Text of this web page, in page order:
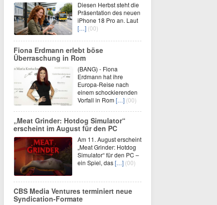
Diesen Herbst steht die
Präsentation des neuen
iPhone 18 Pro an. Laut
[…] (00)
Fiona Erdmann erlebt böse
Überraschung in Rom
(BANG) - Fiona
Erdmann hat ihre
Europa-Reise nach
einem schockierenden
Vorfall in Rom[…] (00)
„Meat Grinder: Hotdog Simulator“
erscheint im August für den PC
Am 11. August erscheint
„Meat Grinder: Hotdog
Simulator“ für den PC –
ein Spiel, das[…] (00)
CBS Media Ventures terminiert neue
Syndication-Formate